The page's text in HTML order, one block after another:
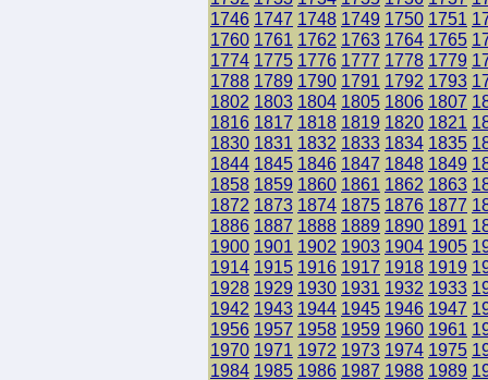
1746 1747 1748 1749 1750 1751
1760 1761 1762 1763 1764 1765
1774 1775 1776 1777 1778 1779
1788 1789 1790 1791 1792 1793
1802 1803 1804 1805 1806 1807
1816 1817 1818 1819 1820 1821
1830 1831 1832 1833 1834 1835
1844 1845 1846 1847 1848 1849
1858 1859 1860 1861 1862 1863
1872 1873 1874 1875 1876 1877
1886 1887 1888 1889 1890 1891
1900 1901 1902 1903 1904 1905
1914 1915 1916 1917 1918 1919
1928 1929 1930 1931 1932 1933
1942 1943 1944 1945 1946 1947
1956 1957 1958 1959 1960 1961
1970 1971 1972 1973 1974 1975
1984 1985 1986 1987 1988 1989